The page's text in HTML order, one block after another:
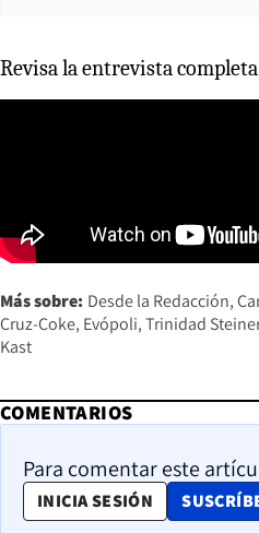
Revisa la entrevista completa
Más sobre: Desde la Redacción
Cruz-Coke Evópoli Trinidad
Kast
COMENTARIOS
Para comentar este
INICIA SESIÓN OPENS